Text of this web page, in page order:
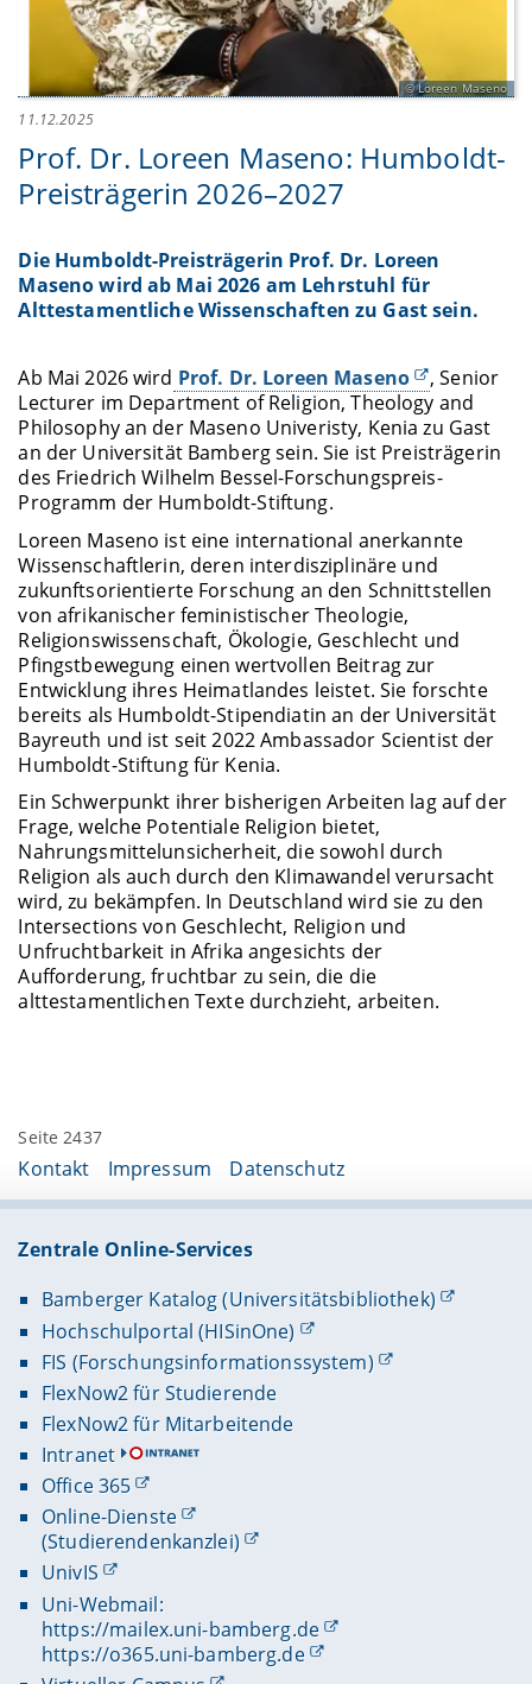
Loreen Maseno
11.12.2025
Prof. Dr. Loreen Maseno: Humboldt-
Preisträgerin 2026–2027
Die Humboldt-Preisträgerin Prof. Dr. Loreen
Maseno wird ab Mai 2026 am Lehrstuhl für
Alttestamentliche Wissenschaften zu Gast sein.
Ab Mai 2026 wird Prof. Dr. Loreen Maseno
, Senior
Lecturer im Department of Religion, Theology and
Philosophy an der Maseno Univeristy, Kenia zu Gast
an der Universität Bamberg sein. Sie ist Preisträgerin
des Friedrich Wilhelm Bessel-Forschungspreis-
Programm der Humboldt-Stiftung.
Loreen Maseno ist eine international anerkannte
Wissenschaftlerin, deren interdisziplinäre und
zukunftsorientierte Forschung an den Schnittstellen
von afrikanischer feministischer Theologie,
Religionswissenschaft, Ökologie, Geschlecht und
Pfingstbewegung einen wertvollen Beitrag zur
Entwicklung ihres Heimatlandes leistet. Sie forschte
bereits als Humboldt-Stipendiatin an der Universität
Bayreuth und ist seit 2022 Ambassador Scientist der
Humboldt-Stiftung für Kenia.
Ein Schwerpunkt ihrer bisherigen Arbeiten lag auf der
Frage, welche Potentiale Religion bietet,
Nahrungsmittelunsicherheit, die sowohl durch
Religion als auch durch den Klimawandel verursacht
wird, zu bekämpfen. In Deutschland wird sie zu den
Intersections von Geschlecht, Religion und
Unfruchtbarkeit in Afrika angesichts der
Aufforderung, fruchtbar zu sein, die die
alttestamentlichen Texte durchzieht, arbeiten.
Seite 2437
Kontakt Impressum Datenschutz
Zentrale Online-Services
Bamberger Katalog (Universitätsbibliothek)
Hochschulportal (HISinOne)
FIS (Forschungsinformationssystem)
FlexNow2 für Studierende
FlexNow2 für Mitarbeitende
Intranet
Office 365
Online-Dienste
(Studierendenkanzlei)
UnivIS
Uni-Webmail:
https://mailex.uni-bamberg.de
https://o365.uni-bamberg.de